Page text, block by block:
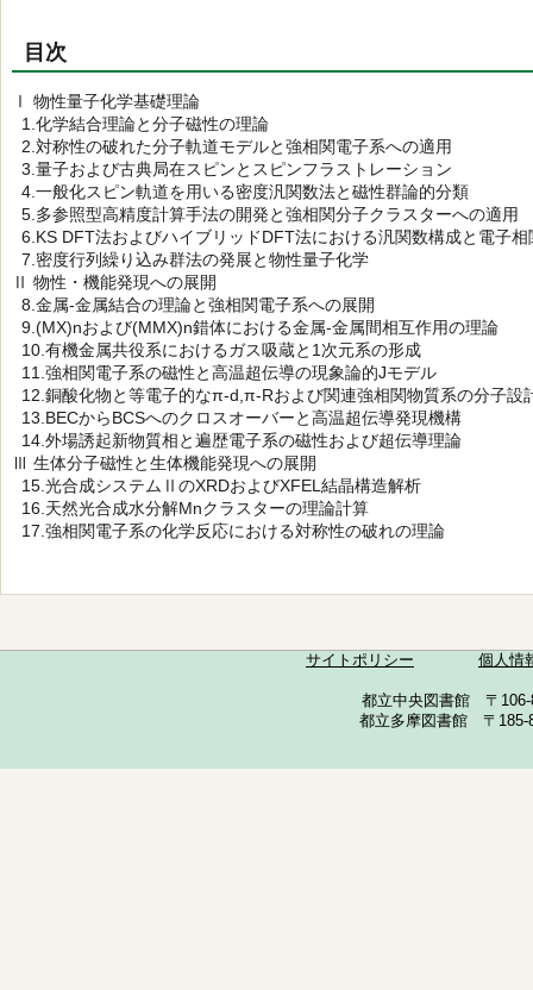
目次
Ⅰ 物性量子化学基礎理論
1.化学結合理論と分子磁性の理論
2.対称性の破れた分子軌道モデルと強相関電子系への適用
3.量子および古典局在スピンとスピンフラストレーション
4.一般化スピン軌道を用いる密度汎関数法と磁性群論的分類
5.多参照型高精度計算手法の開発と強相関分子クラスターへの適用
6.KS DFT法およびハイブリッドDFT法における汎関数構成と電子相
7.密度行列繰り込み群法の発展と物性量子化学
Ⅱ 物性・機能発現への展開
8.金属-金属結合の理論と強相関電子系への展開
9.(MX)nおよび(MMX)n錯体における金属-金属間相互作用の理論
10.有機金属共役系におけるガス吸蔵と1次元系の形成
11.強相関電子系の磁性と高温超伝導の現象論的Jモデル
12.銅酸化物と等電子的なπ-d,π-Rおよび関連強相関物質系の分子設
13.BECからBCSへのクロスオーバーと高温超伝導発現機構
14.外場誘起新物質相と遍歴電子系の磁性および超伝導理論
Ⅲ 生体分子磁性と生体機能発現への展開
15.光合成システムⅡのXRDおよびXFEL結晶構造解析
16.天然光合成水分解Mnクラスターの理論計算
17.強相関電子系の化学反応における対称性の破れの理論
サイトポリシー 個人情
都立中央図書館 〒
都立多摩図書館 〒185-